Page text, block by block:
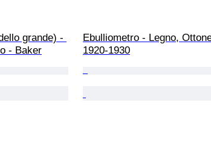
grande) -
- Baker
Ebulliometro - Legno,
1920-1930